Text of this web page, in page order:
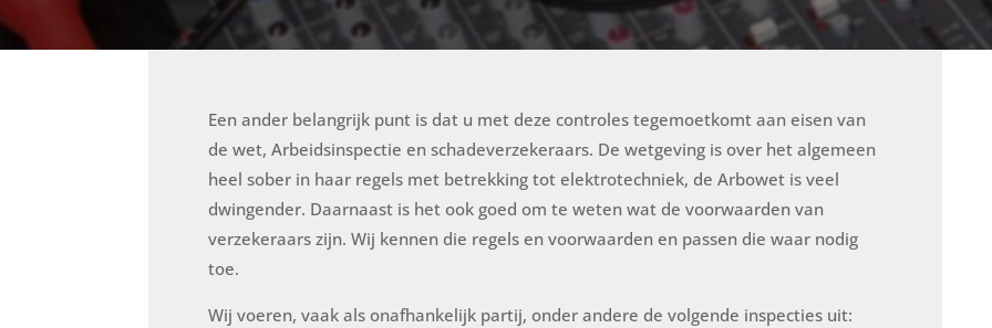
Een ander belangrijk punt is dat u met deze controles tegemoetkomt aan eisen van
de wet, Arbeidsinspectie en schadeverzekeraars. De wetgeving is over het algemeen
heel sober in haar regels met betrekking tot elektrotechniek, de Arbowet is veel
dwingender. Daarnaast is het ook goed om te weten wat de voorwaarden van
verzekeraars zijn. Wij kennen die regels en voorwaarden en passen die waar nodig
toe.
Wij voeren, vaak als onafhankelijk partij, onder andere de volgende inspecties uit: